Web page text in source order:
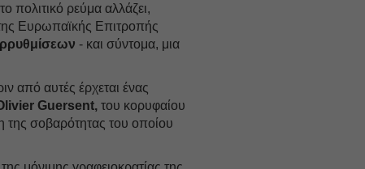
πολιτικό ρεύμα αλλάζει,
Ευρωπαϊκής Επιτροπής
- και σύντομα, μια
από αυτές έρχεται ένας
Guersent, του κορυφαίου
σοβαρότητας του οποίου